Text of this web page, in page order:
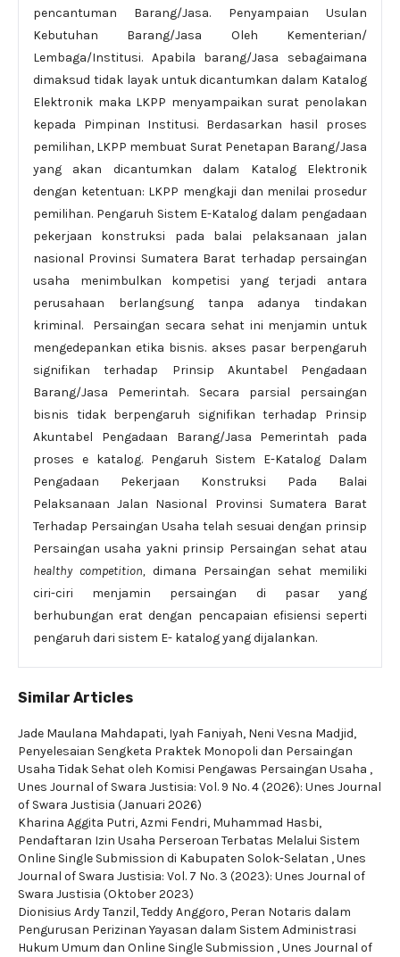
pencantuman Barang/Jasa. Penyampaian Usulan
Kebutuhan Barang/Jasa Oleh Kementerian/
Lembaga/Institusi. Apabila barang/Jasa sebagaimana
dimaksud tidak layak untuk dicantumkan dalam Katalog
Elektronik maka LKPP menyampaikan surat penolakan
kepada Pimpinan Institusi. Berdasarkan hasil proses
pemilihan, LKPP membuat Surat Penetapan Barang/Jasa
yang akan dicantumkan dalam Katalog Elektronik
dengan ketentuan: LKPP mengkaji dan menilai prosedur
pemilihan. Pengaruh Sistem E-Katalog dalam pengadaan
pekerjaan konstruksi pada balai pelaksanaan jalan
nasional Provinsi Sumatera Barat terhadap persaingan
usaha menimbulkan kompetisi yang terjadi antara
perusahaan berlangsung tanpa adanya tindakan
kriminal. Persaingan secara sehat ini menjamin untuk
mengedepankan etika bisnis. akses pasar berpengaruh
signifikan terhadap Prinsip Akuntabel Pengadaan
Barang/Jasa Pemerintah. Secara parsial persaingan
bisnis tidak berpengaruh signifikan terhadap Prinsip
Akuntabel Pengadaan Barang/Jasa Pemerintah pada
proses e katalog. Pengaruh Sistem E-Katalog Dalam
Pengadaan Pekerjaan Konstruksi Pada Balai
Pelaksanaan Jalan Nasional Provinsi Sumatera Barat
Terhadap Persaingan Usaha telah sesuai dengan prinsip
Persaingan usaha yakni prinsip Persaingan sehat atau
healthy competition, dimana Persaingan sehat memiliki
ciri-ciri menjamin persaingan di pasar yang
berhubungan erat dengan pencapaian efisiensi seperti
pengaruh dari sistem E- katalog yang dijalankan.
Similar Articles
Jade Maulana Mahdapati, Iyah Faniyah, Neni Vesna Madjid,
Penyelesaian Sengketa Praktek Monopoli dan Persaingan
Usaha Tidak Sehat oleh Komisi Pengawas Persaingan Usaha ,
Unes Journal of Swara Justisia: Vol. 9 No. 4 (2026): Unes Journal
of Swara Justisia (Januari 2026)
Kharina Aggita Putri, Azmi Fendri, Muhammad Hasbi,
Pendaftaran Izin Usaha Perseroan Terbatas Melalui Sistem
Online Single Submission di Kabupaten Solok-Selatan ,Unes
Journal of Swara Justisia: Vol. 7 No. 3 (2023): Unes Journal of
Swara Justisia (Oktober 2023)
Dionisius Ardy Tanzil, Teddy Anggoro, Peran Notaris dalam
Pengurusan Perizinan Yayasan dalam Sistem Administrasi
Hukum Umum dan Online Single Submission ,Unes Journal of